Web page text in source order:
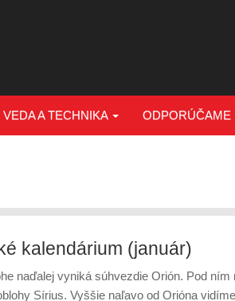
VEDA A TECHNIKA ODPORÚČAME
kalendárium (január)
naďalej vyniká súhvezdie Orión. Pod ním
Sírius. Vyššie naľavo od Orióna